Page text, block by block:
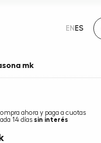
EN ES
mk
ahora y paga a cuotas
14 días sin interés